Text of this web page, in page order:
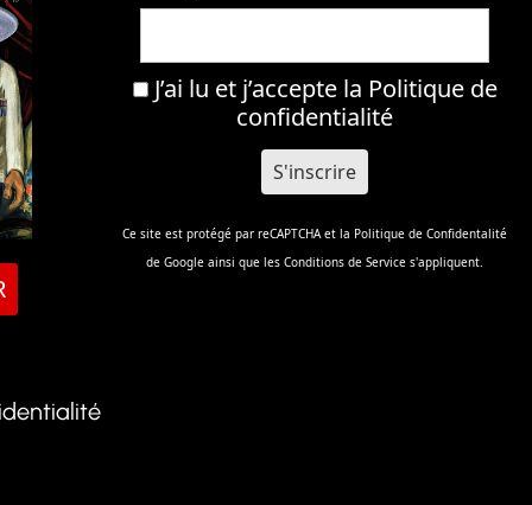
J’ai lu et j’accepte la Politique de
confidentialité
Ce site est protégé par reCAPTCHA et la Politique de Confidentalité
de Google ainsi que les Conditions de Service s'appliquent.